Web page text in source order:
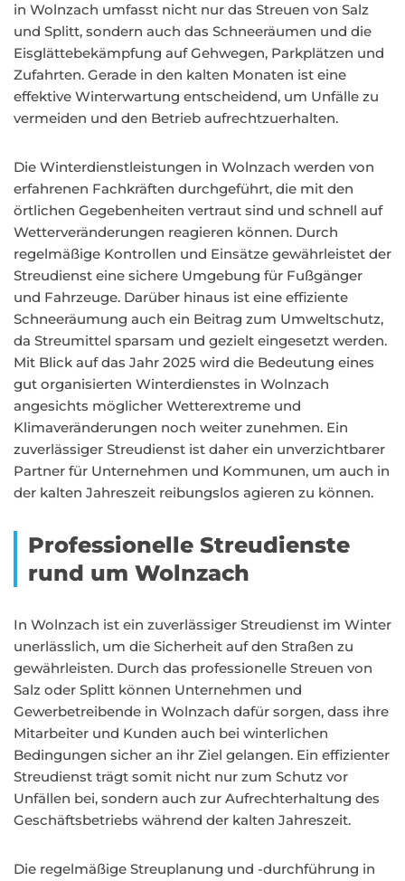
in Wolnzach umfasst nicht nur das Streuen von Salz
und Splitt, sondern auch das Schneeräumen und die
Eisglättebekämpfung auf Gehwegen, Parkplätzen und
Zufahrten. Gerade in den kalten Monaten ist eine
effektive Winterwartung entscheidend, um Unfälle zu
vermeiden und den Betrieb aufrechtzuerhalten.
Die Winterdienstleistungen in Wolnzach werden von
erfahrenen Fachkräften durchgeführt, die mit den
örtlichen Gegebenheiten vertraut sind und schnell auf
Wetterveränderungen reagieren können. Durch
regelmäßige Kontrollen und Einsätze gewährleistet der
Streudienst eine sichere Umgebung für Fußgänger
und Fahrzeuge. Darüber hinaus ist eine effiziente
Schneeräumung auch ein Beitrag zum Umweltschutz,
da Streumittel sparsam und gezielt eingesetzt werden.
Mit Blick auf das Jahr 2025 wird die Bedeutung eines
gut organisierten Winterdienstes in Wolnzach
angesichts möglicher Wetterextreme und
Klimaveränderungen noch weiter zunehmen. Ein
zuverlässiger Streudienst ist daher ein unverzichtbarer
Partner für Unternehmen und Kommunen, um auch in
der kalten Jahreszeit reibungslos agieren zu können.
Professionelle Streudienste
rund um Wolnzach
In Wolnzach ist ein zuverlässiger Streudienst im Winter
unerlässlich, um die Sicherheit auf den Straßen zu
gewährleisten. Durch das professionelle Streuen von
Salz oder Splitt können Unternehmen und
Gewerbetreibende in Wolnzach dafür sorgen, dass ihre
Mitarbeiter und Kunden auch bei winterlichen
Bedingungen sicher an ihr Ziel gelangen. Ein effizienter
Streudienst trägt somit nicht nur zum Schutz vor
Unfällen bei, sondern auch zur Aufrechterhaltung des
Geschäftsbetriebs während der kalten Jahreszeit.
Die regelmäßige Streuplanung und -durchführung in